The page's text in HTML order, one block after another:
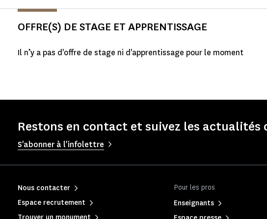
OFFRE(S) DE STAGE ET APPRENTISSAGE
Il n’y a pas d'offre de stage ni d'apprentissage pour le moment
Restons en contact et suivez les
S'abonner à l'infolettre
Pour les pros
Enseignants
Nous contacter
Espace recrutement